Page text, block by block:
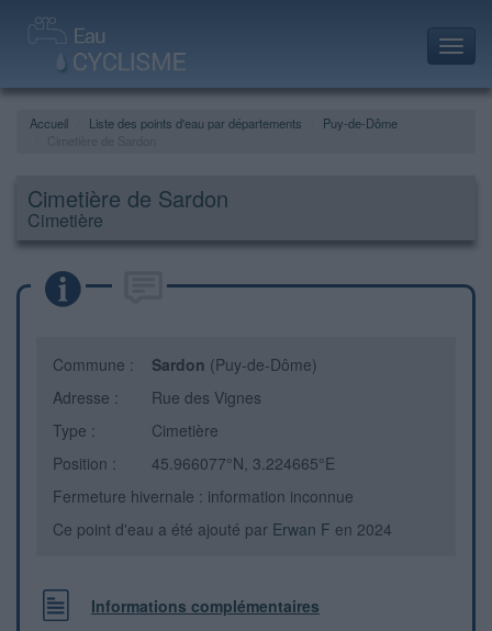
Accueil Liste des points d'eau par départements
Puy-de-Dôme
Cimetière de Sardon
Cimetière
Commune : Sardon (Puy-de-Dôme)
Adresse :
Rue des Vignes
Type :
Cimetière
Position :
45.966077°N, 3.224665°E
Fermeture hivernale : information inconnue
Ce point d'eau a été ajouté par Erwan F en 2024
Informations complémentaires